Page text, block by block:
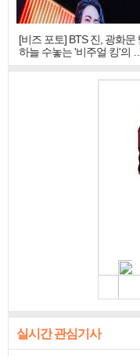
[비즈 포토] BTS 진, 광화문
하늘 수놓는 '비주얼 킹'의 열
창
실시간 관심기사